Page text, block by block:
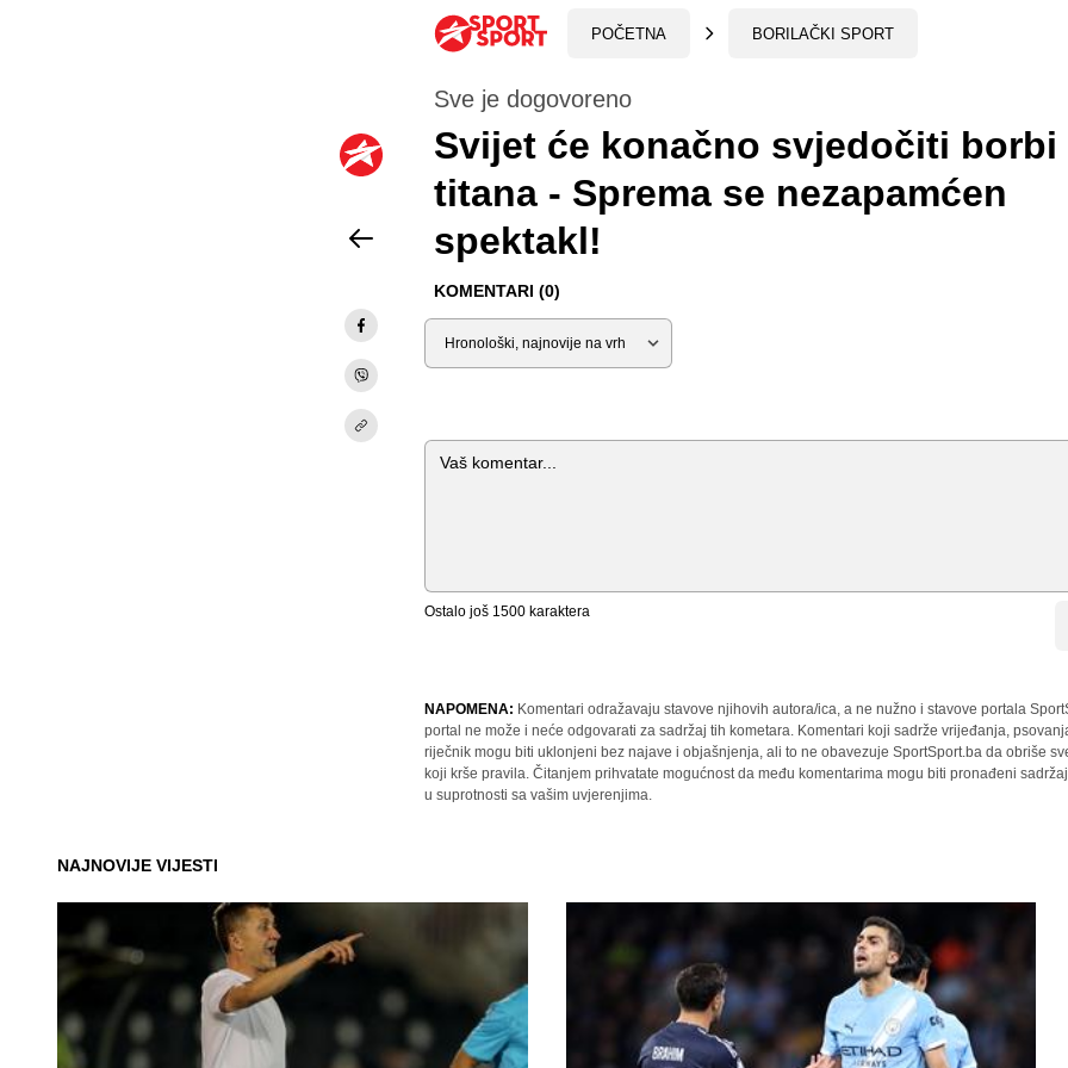
POČETNA BORILAČKI SPORT
Sve je dogovoreno
Svijet će konačno svjedočiti borbi
titana - Sprema se nezapamćen
spektakl!
KOMENTARI (0)
Sortiraj
Komentar
Ostalo još 1500 karaktera
NAPOMENA: Komentari odražavaju stavove njihovih autora/ica, a ne nužno i stavove portala
portal ne može i neće odgovarati za sadržaj tih kometara. Komentari koji sadrže vrijeđanja,
riječnik mogu biti uklonjeni bez najave i objašnjenja, ali to ne obavezuje SportSport.ba da obriše
koji krše pravila. Čitanjem prihvatate mogućnost da među komentarima mogu biti pronađeni
u suprotnosti sa vašim uvjerenjima.
NAJNOVIJE VIJESTI